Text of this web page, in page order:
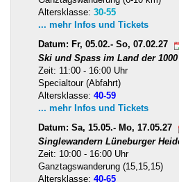
Altersklasse: 30-55
... mehr Infos und Tickets
Datum: Fr, 05.02.- So, 07.02.27
Ski und Spass im Land der
Zeit: 11:00 - 16:00 Uhr
Specialtour (Abfahrt)
Altersklasse: 40-59
... mehr Infos und Tickets
Datum: Sa, 15.05.- Mo, 17.05.27
Singlewandern Lüneburger
Zeit: 10:00 - 16:00 Uhr
Ganztagswanderung (15,15,15)
Altersklasse: 40-65